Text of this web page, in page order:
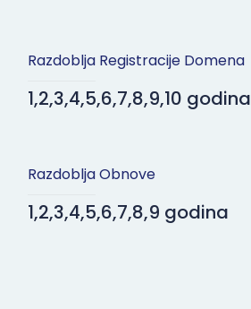
Razdoblja Registracije Domena
1,2,3,4,5,6,7,8,9,10 godina
Razdoblja Obnove
1,2,3,4,5,6,7,8,9 godina